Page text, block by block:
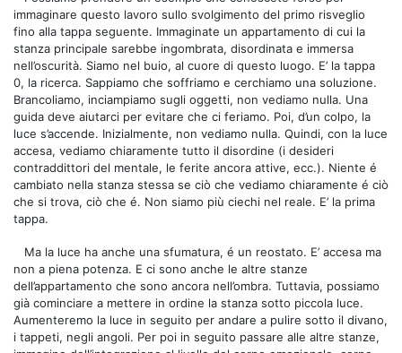
immaginare questo lavoro sullo svolgimento del primo risveglio
fino alla tappa seguente. Immaginate un appartamento di cui la
stanza principale sarebbe ingombrata, disordinata e immersa
nell’oscurità. Siamo nel buio, al cuore di questo luogo. E’ la tappa
0, la ricerca. Sappiamo che soffriamo e cerchiamo una soluzione.
Brancoliamo, inciampiamo sugli oggetti, non vediamo nulla. Una
guida deve aiutarci per evitare che ci feriamo. Poi, d’un colpo, la
luce s’accende. Inizialmente, non vediamo nulla. Quindi, con la luce
accesa, vediamo chiaramente tutto il disordine (i desideri
contraddittori del mentale, le ferite ancora attive, ecc.). Niente é
cambiato nella stanza stessa se ciò che vediamo chiaramente é ciò
che si trova, ciò che é. Non siamo più ciechi nel reale. E’ la prima
tappa.
Ma la luce ha anche una sfumatura, é un reostato. E’ accesa ma
non a piena potenza. E ci sono anche le altre stanze
dell’appartamento che sono ancora nell’ombra. Tuttavia, possiamo
già cominciare a mettere in ordine la stanza sotto piccola luce.
Aumenteremo la luce in seguito per andare a pulire sotto il divano,
i tappeti, negli angoli. Per poi in seguito passare alle altre stanze,